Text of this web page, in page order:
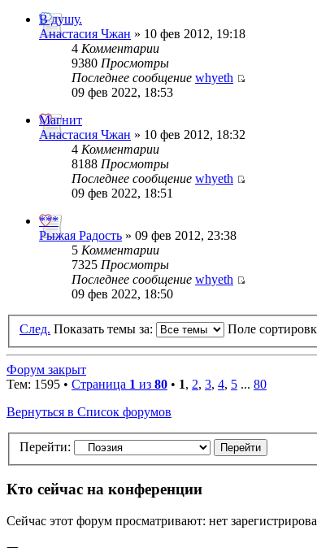
В душу.
Анастасия Чжан » 10 фев 2012, 19:18
4 Комментарии
9380 Просмотры
Последнее сообщение whyeth
09 фев 2022, 18:53
Магнит
Анастасия Чжан » 10 фев 2012, 18:32
4 Комментарии
8188 Просмотры
Последнее сообщение whyeth
09 фев 2022, 18:51
***
Рыжая Радость » 09 фев 2012, 23:38
5 Комментарии
7325 Просмотры
Последнее сообщение whyeth
09 фев 2022, 18:50
След. Показать темы за: Поле
Форум закрыт
Тем: 1595 • Страница 1 из 80 • 1, 2, 3, 4, 5 ... 80
Вернуться в Список форумов
Перейти:
Кто сейчас на конференции
Сейчас этот форум просматривают: нет